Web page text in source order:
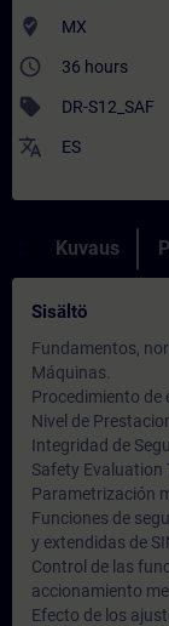
where_to_vote MX
access_time 36 hours
sell DR-S12_SAF
translate ES
Kuvaus
Sisältö
Fundamentos,
Máquinas.
Procedimiento de
Nivel de
Integridad de
Safety Evaluation
Parametrización
Funciones de
y extendidas de
Control de las
accionamiento
Efecto de los